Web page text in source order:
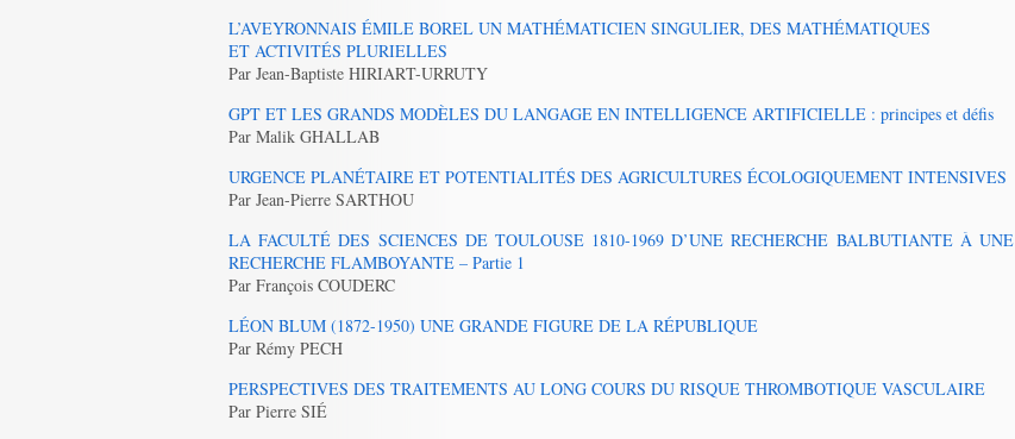
L’AVEYRONNAIS ÉMILE BOREL UN MATHÉMATICIEN SINGULIER, DES MATHÉMATIQUES
ET ACTIVITÉS PLURIELLES
Par Jean-Baptiste HIRIART-URRUTY
GPT ET LES GRANDS MODÈLES DU LANGAGE EN INTELLIGENCE ARTIFICIELLE : principes et défis
Par Malik GHALLAB
URGENCE PLANÉTAIRE ET POTENTIALITÉS DES AGRICULTURES ÉCOLOGIQUEMENT INTENSIVES
Par Jean-Pierre SARTHOU
LA FACULTÉ DES SCIENCES DE TOULOUSE 1810-1969 D’UNE RECHERCHE BALBUTIANTE À UNE
RECHERCHE FLAMBOYANTE – Partie 1
Par François COUDERC
LÉON BLUM (1872-1950) UNE GRANDE FIGURE DE LA RÉPUBLIQUE
Par Rémy PECH
PERSPECTIVES DES TRAITEMENTS AU LONG COURS DU RISQUE THROMBOTIQUE VASCULAIRE
Par Pierre SIÉ